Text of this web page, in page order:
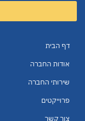
דף הבית
אודות החברה
שירותי החברה
פרוייקטים
צור קשר